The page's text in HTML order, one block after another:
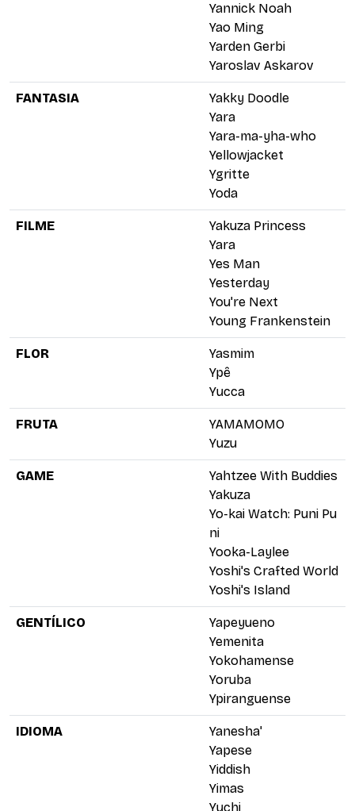
Yannick Noah
Yao Ming
Yarden Gerbi
Yaroslav Askarov
FANTASIA
Yakky Doodle
Yara
Yara-ma-yha-who
Yellowjacket
Ygritte
Yoda
FILME
Yakuza Princess
Yara
Yes Man
Yesterday
You're Next
Young Frankenstein
FLOR
Yasmim
Ypê
Yucca
FRUTA
YAMAMOMO
Yuzu
GAME
Yahtzee With Buddies
Yakuza
Yo-kai Watch: Puni Pu
ni
Yooka-Laylee
Yoshi's Crafted World
Yoshi's Island
GENTÍLICO
Yapeyueno
Yemenita
Yokohamense
Yoruba
Ypiranguense
IDIOMA
Yanesha'
Yapese
Yiddish
Yimas
Yuchi